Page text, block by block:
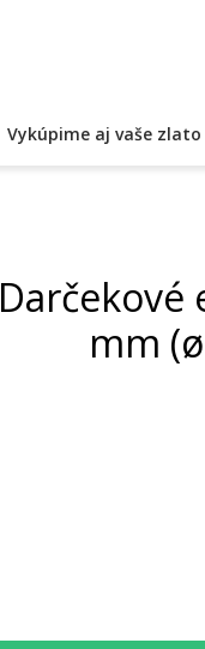
Vykúpime aj vaše zlato
Darčekové
mm